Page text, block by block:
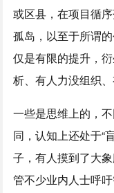
或区县，在项目循
孤岛，以至于所谓
仅是有限的提升，
析、有人力没组织
一些是思维上的，
同，认知上还处于“
子，有人摸到了大
管不少业内人士呼